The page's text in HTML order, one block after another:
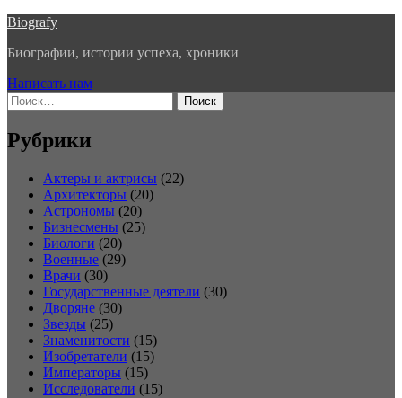
Перейти
содержимому
Biografy
Биографии, истории успеха, хроники
Написать нам
Найти:
Рубрики
Актеры и актрисы (22)
Архитекторы (20)
Астрономы (20)
Бизнесмены (25)
Биологи (20)
Военные (29)
Врачи (30)
Государственные деятели (30)
Дворяне (30)
Звезды (25)
Знаменитости (15)
Изобретатели (15)
Императоры (15)
Исследователи (15)